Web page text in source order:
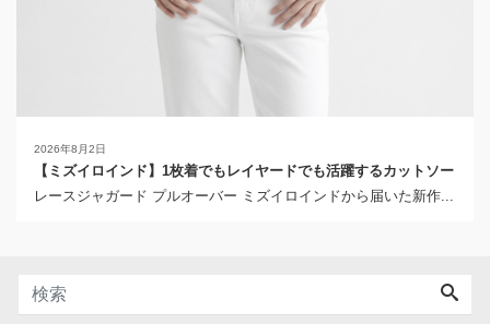
2026年8月2日
【ミズイロインド】1枚着でもレイヤードでも活躍するカットソー
レースジャガード プルオーバー ミズイロインドから届いた新作...